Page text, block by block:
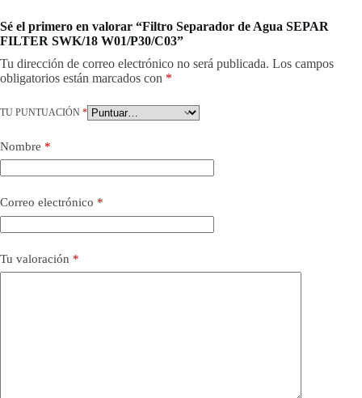
Sé el primero en valorar “Filtro Separador de Agua SEPAR
FILTER SWK/18 W01/P30/C03”
Tu dirección de correo electrónico no será publicada. Los campos
obligatorios están marcados con *
TU PUNTUACIÓN *
Nombre *
Correo electrónico *
Tu valoración *